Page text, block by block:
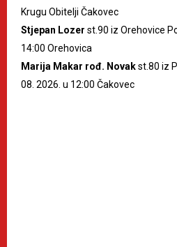
Krugu Obitelji Čakovec
Stjepan Lozer st.90 iz Orehovice
14:00 Orehovica
Marija Makar rođ. Novakst.80 iz
08. 2026. u 12:00 Čakovec